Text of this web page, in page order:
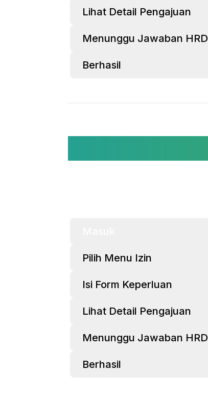
Lihat Detail Pengajuan
Menunggu Jawaban HRD
Berhasil
Pilih Menu Izin
Isi Form Keperluan
Lihat Detail Pengajuan
Menunggu Jawaban HRD
Berhasil